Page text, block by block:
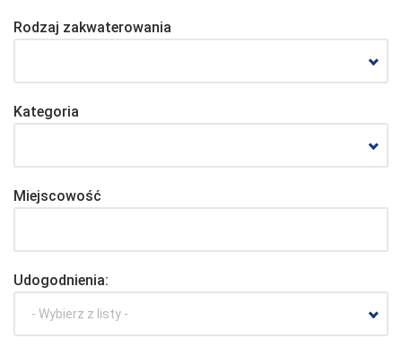
Rodzaj zakwaterowania
Kategoria
Miejscowość
Udogodnienia:
- Wybierz z listy -